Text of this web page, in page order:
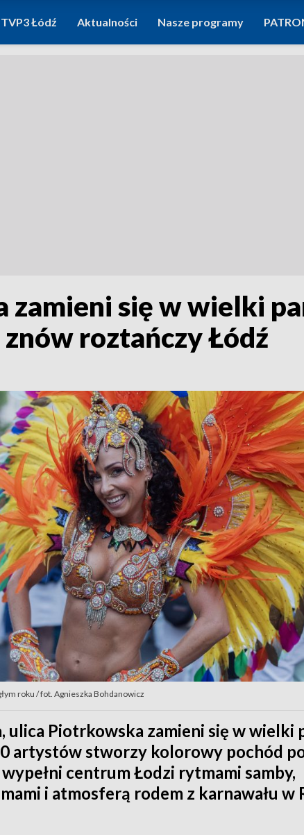
Łódź Aktualności Nasze programy
zamieni się w wielki
roztańczy Łódź
roku / fot. Agnieszka Bohdanowicz
ulica Piotrkowska zamieni się w wielki
artystów stworzy kolorowy pochód
centrum Łodzi rytmami samby,
i atmosferą rodem z karnawału w